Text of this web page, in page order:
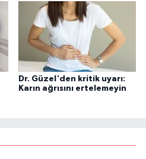
Dr. Güzel'den kritik uyarı:
Karın ağrısını ertelemeyin